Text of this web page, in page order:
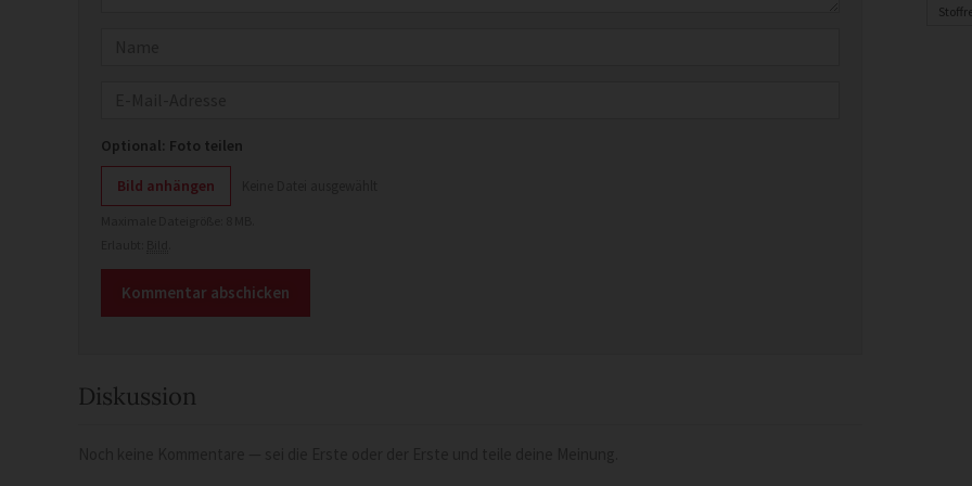
Optional: Foto teilen
Bild anhängen
Diskussion